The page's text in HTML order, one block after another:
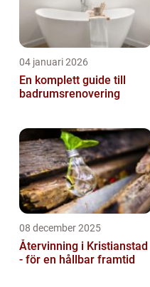
04 januari 2026
En komplett guide till
badrumsrenovering
08 december 2025
Återvinning i Kristianstad
- för en hållbar framtid